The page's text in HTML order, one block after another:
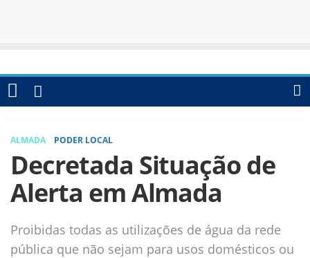
ALMADA PODER LOCAL
Decretada Situação de
Alerta em Almada
Proibidas todas as utilizações de água da rede
pública que não sejam para usos domésticos ou